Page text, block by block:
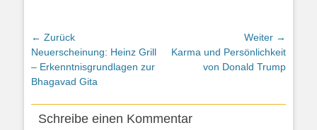
Beitragsnavigation
← Zurück
Vorheriger
Beitrag:
Neuerscheinung: Heinz Grill
– Erkenntnisgrundlagen zur
Bhagavad Gita
Weiter →
Nächster
Karma und Persönlichkeit
von Donald Trump
Schreibe einen Kommentar